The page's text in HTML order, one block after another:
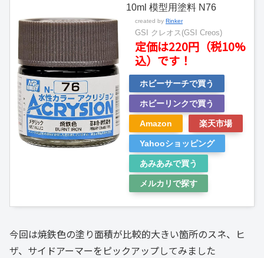
10ml 模型用塗料 N76
created by Rinker
GSI クレオス(GSI Creos)
定価は220円（税10%
込）です！
ホビーサーチで買う
ホビーリンクで買う
Amazon 楽天市場
Yahooショッピング
あみあみで買う
メルカリで探す
今回は焼鉄色の塗り面積が比較的大きい箇所のスネ、ヒ
ザ、サイドアーマーをピックアップしてみました